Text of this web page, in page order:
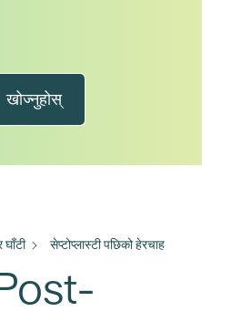
खोज्नुहोस्
सेप्टोप्लास्टी पछिको हेरचाह